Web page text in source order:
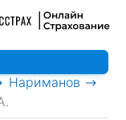
Нариманов
>